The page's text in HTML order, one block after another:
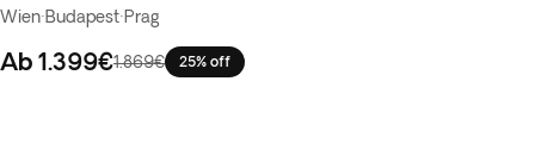
Wien·Budapest·Prag
Ab 1.399€1.869€ 25% off